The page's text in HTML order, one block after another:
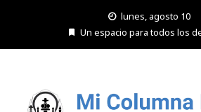
lunes, agosto 10
Un espacio para todos los